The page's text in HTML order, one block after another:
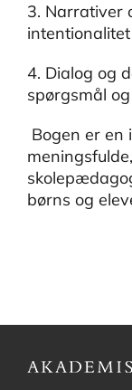
3. Narrativer
4. Dialog og
spørgsmål
Bogen er en
børns og